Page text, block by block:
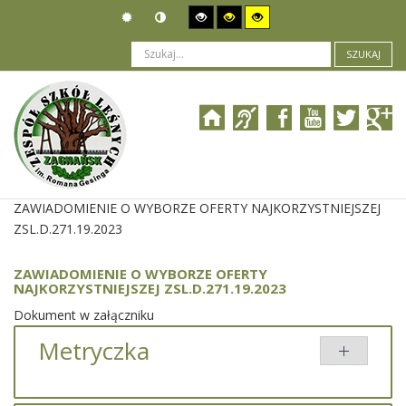
SZUKAJ
Jesteś tutaj: Zamówienia publiczne
Wyniki postępowania
ZAWIADOMIENIE O WYBORZE OFERTY NAJKORZYSTNIEJSZEJ
ZSL.D.271.19.2023
ZAWIADOMIENIE O WYBORZE OFERTY
NAJKORZYSTNIEJSZEJ ZSL.D.271.19.2023
Dokument w załączniku
Metryczka